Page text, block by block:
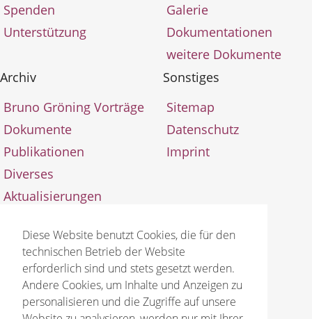
Diese Website benutzt Cookies, die für den
technischen Betrieb der Website
erforderlich sind und stets gesetzt werden.
Andere Cookies, um Inhalte und Anzeigen zu
personalisieren und die Zugriffe auf unsere
Spenden
Unterstützung
Galerie
Dokumentationen
weitere Dokumente
Archiv
Bruno Gröning Vorträge
Dokumente
Publikationen
Diverses
Aktualisierungen
Sonstiges
Sitemap
Datenschutz
Imprint
© 2026 Bruno Gröning Stiftung